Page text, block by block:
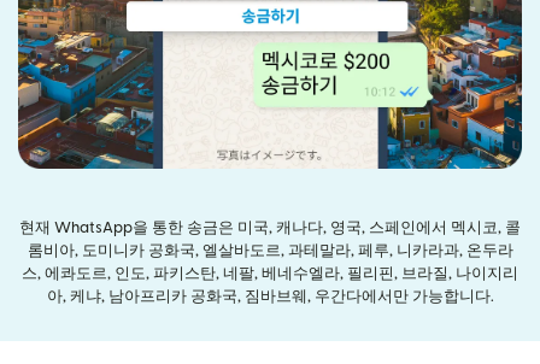
현재 WhatsApp을 통한 송금은 미국, 캐나다, 영국, 스페인에서 멕시코, 콜
롬비아, 도미니카 공화국, 엘살바도르, 과테말라, 페루, 니카라과, 온두라
스, 에콰도르, 인도, 파키스탄, 네팔, 베네수엘라, 필리핀, 브라질, 나이지리
아, 케냐, 남아프리카 공화국, 짐바브웨, 우간다에서만 가능합니다.